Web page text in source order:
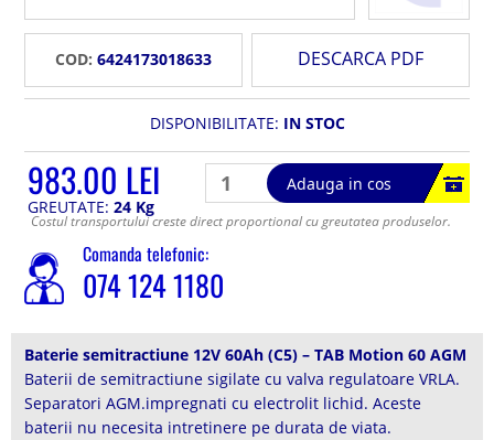
COD: 6424173018633 DESCARCA PDF
DISPONIBILITATE: IN STOC
983.00 LEI
Adauga in cos
GREUTATE: 24 Kg
Costul transportului creste direct proportional cu greutatea produselor.
Comanda telefonic:
074 124 1180
Baterie semitractiune 12V 60Ah (C5) – TAB Motion 60 AGM
Baterii de semitractiune sigilate cu valva regulatoare VRLA.
Separatori AGM.impregnati cu electrolit lichid. Aceste
baterii nu necesita intretinere pe durata de viata.